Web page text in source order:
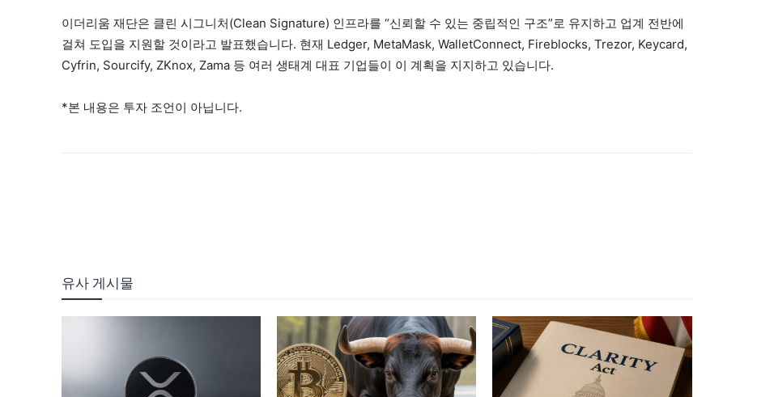
이더리움 재단은 클린 시그니처(Clean Signature) 인프라를 “신뢰할 수 있는 중립적인 구조”로 유지하고 업계 전반에
걸쳐 도입을 지원할 것이라고 발표했습니다. 현재 Ledger, MetaMask, WalletConnect, Fireblocks, Trezor, Keycard,
Cyfrin, Sourcify, ZKnox, Zama 등 여러 생태계 대표 기업들이 이 계획을 지지하고 있습니다.
*본 내용은 투자 조언이 아닙니다.
유사 게시물